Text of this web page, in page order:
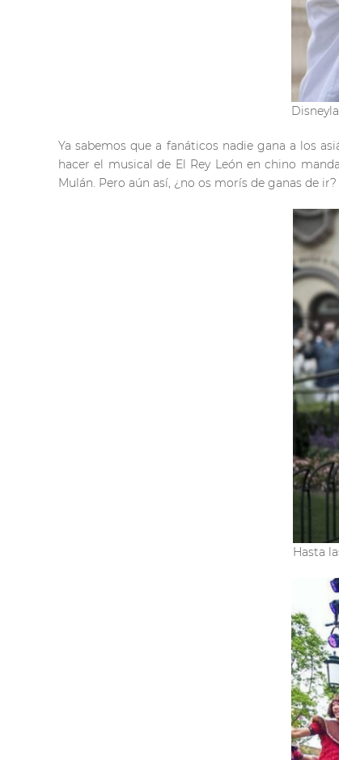
Ya sabemos que a fanáticos nadie gana a los
hacer el musical de El Rey León en chino
Mulán. Pero aún así, ¿no os morís de ganas de ir?
Hasta